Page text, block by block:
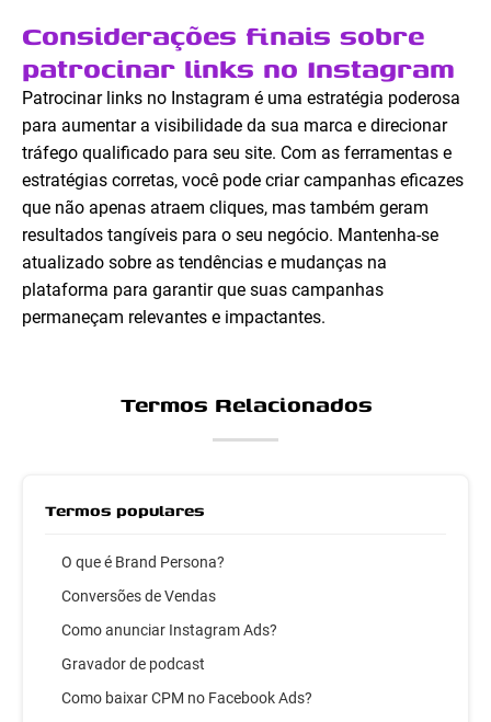
Considerações finais sobre
patrocinar links no Instagram
Patrocinar links no Instagram é uma estratégia poderosa
para aumentar a visibilidade da sua marca e direcionar
tráfego qualificado para seu site. Com as ferramentas e
estratégias corretas, você pode criar campanhas eficazes
que não apenas atraem cliques, mas também geram
resultados tangíveis para o seu negócio. Mantenha-se
atualizado sobre as tendências e mudanças na
plataforma para garantir que suas campanhas
permaneçam relevantes e impactantes.
Termos Relacionados
Termos populares
O que é Brand Persona?
Conversões de Vendas
Como anunciar Instagram Ads?
Gravador de podcast
Como baixar CPM no Facebook Ads?